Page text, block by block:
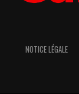
NOTICE LÉGALE